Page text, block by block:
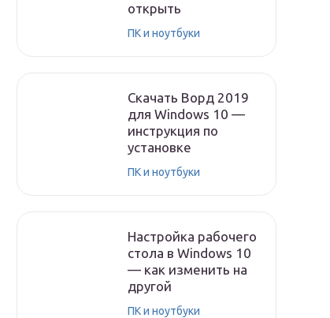
открыть
ПК и ноутбуки
Скачать Ворд 2019
для Windows 10 —
инструкция по
установке
ПК и ноутбуки
Настройка рабочего
стола в Windows 10
— как изменить на
другой
ПК и ноутбуки